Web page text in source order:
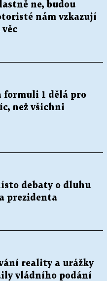
ne, budou
nám vzkazují
formuli 1 dělá pro
než všichni
debaty o dluhu
prezidenta
reality a urážky
vládního podání